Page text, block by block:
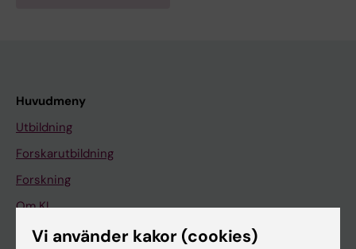
Huvudmeny
Utbildning
Forskarutbildning
Forskning
Om KI
Vi använder kakor (cookies)